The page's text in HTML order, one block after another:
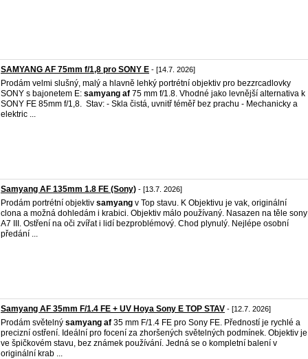
SAMYANG AF 75mm f/1,8 pro SONY E - [14.7. 2026]
Prodám velmi slušný, malý a hlavně lehký portrétní objektiv pro bezzrcadlovky
SONY s bajonetem E: samyang af 75 mm f/1.8. Vhodné jako levnější alternativa k
SONY FE 85mm f/1,8. Stav: - Skla čistá, uvnitř téměř bez prachu - Mechanicky a
elektric ...
Samyang AF 135mm 1.8 FE (Sony) - [13.7. 2026]
Prodám portrétní objektiv samyang v Top stavu. K Objektivu je vak, originální
clona a možná dohledám i krabici. Objektiv málo používaný. Nasazen na těle sony
A7 III. Ostření na oči zvířat i lidí bezproblémový. Chod plynulý. Nejlépe osobní
předání ...
Samyang AF 35mm F/1.4 FE + UV Hoya Sony E TOP STAV - [12.7. 2026]
Prodám světelný samyang af 35 mm F/1.4 FE pro Sony FE. Předností je rychlé a
precizní ostření. Ideální pro focení za zhoršených světelných podmínek. Objektiv je
ve špičkovém stavu, bez známek používání. Jedná se o kompletní balení v
originální krab ...